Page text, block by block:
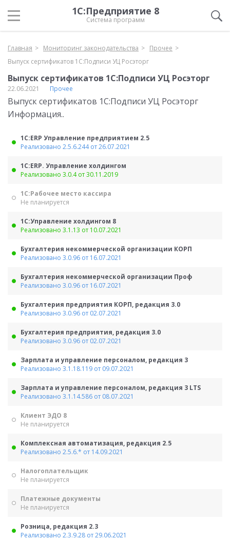
1С:Предприятие 8
Система программ
Главная Мониторинг законодательства
Прочее
Выпуск сертификатов 1С:Подписи УЦ Росэторг
Выпуск сертификатов 1С:Подписи УЦ Росэторг
22.06.2021 Прочее
Выпуск сертификатов 1С:Подписи УЦ Росэторг
Информация..
1С:ERP Управление предприятием 2.5
Реализовано 2.5.6.244 от 26.07.2021
1С:ERP. Управление холдингом
Реализовано 3.0.4 от 30.11.2019
1С:Рабочее место кассира
Не планируется
1С:Управление холдингом 8
Реализовано 3.1.13 от 10.07.2021
Бухгалтерия некоммерческой организации КОРП
Реализовано 3.0.96 от 16.07.2021
Бухгалтерия некоммерческой организации Проф
Реализовано 3.0.96 от 16.07.2021
Бухгалтерия предприятия КОРП, редакция 3.0
Реализовано 3.0.96 от 02.07.2021
Бухгалтерия предприятия, редакция 3.0
Реализовано 3.0.96 от 02.07.2021
Зарплата и управление персоналом, редакция 3
Реализовано 3.1.18.119 от 09.07.2021
Зарплата и управление персоналом, редакция 3 LTS
Реализовано 3.1.14.586 от 08.07.2021
Клиент ЭДО 8
Не планируется
Комплексная автоматизация, редакция 2.5
Реализовано 2.5.6.* от 14.09.2021
Налогоплательщик
Не планируется
Платежные документы
Не планируется
Розница, редакция 2.3
Реализовано 2.3.9.28 от 29.06.2021